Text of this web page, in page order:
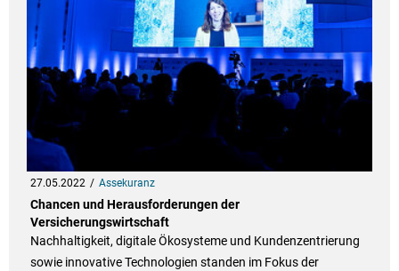
27.05.2022 Assekuranz
Chancen und Herausforderungen der
Versicherungswirtschaft
Nachhaltigkeit, digitale Ökosysteme und Kundenzentrierung
sowie innovative Technologien standen im Fokus der